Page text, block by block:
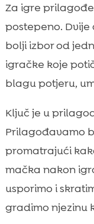
Za igre
postepeno.
bolji izbor od
igračke koje
blagu potjeru,
Ključ je u
Prilagođavamo
promatrajući
mačka nakon
usporimo i
gradimo njezinu